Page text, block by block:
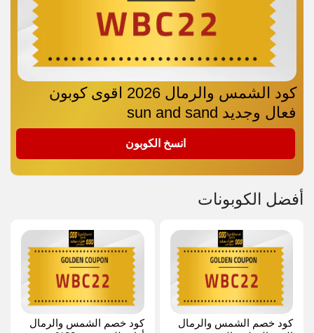
كود الشمس والرمال 2026 اقوى كوبون
فعال وجديد sun and sand
انسخ الكوبون
أفضل الكوبونات
كود خصم الشمس والرمال
كود خصم الشمس والرمال